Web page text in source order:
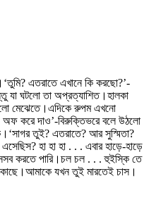
এতরাতে এখানে কি করছো?’-
যা ঘটলো তা অপ্রত্যাশিত।হালকা
মেঝেতে।এদিকে রুপম এখনো
করে দাও’-বিরুক্তিভরে বলে উঠলো
তুই? এতরাতে? আর সুস্মিতা?
হা হা হা . . . এবার হাড়ে-হাড়ে
করতে পারি।চল চল . . . হুইস্কি তে
যখন তুই মারতেই চাস।